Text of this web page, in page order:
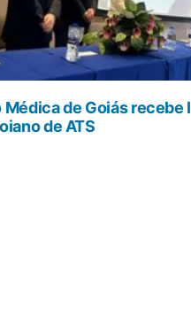
de Goiás recebe I
de ATS